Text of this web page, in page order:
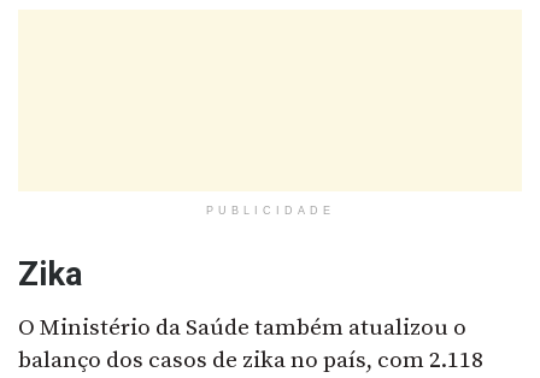
PUBLICIDADE
Zika
O Ministério da Saúde também atualizou o
balanço dos casos de zika no país, com 2.118